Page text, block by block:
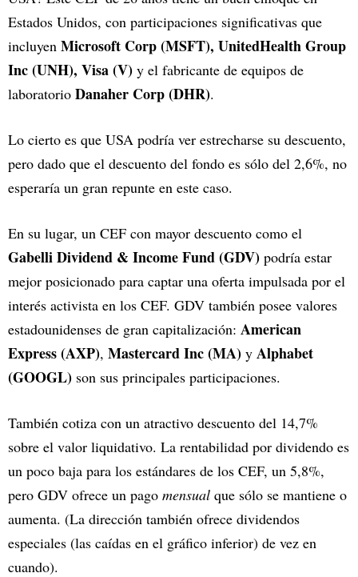
Estados Unidos, con participaciones significativas que
incluyen Microsoft Corp (MSFT), UnitedHealth Group
Inc (UNH), Visa (V) y el fabricante de equipos de
laboratorio Danaher Corp (DHR).
Lo cierto es que USA podría ver estrecharse su descuento,
pero dado que el descuento del fondo es sólo del 2,6%, no
esperaría un gran repunte en este caso.
En su lugar, un CEF con mayor descuento como el
Gabelli Dividend & Income Fund (GDV) podría estar
mejor posicionado para captar una oferta impulsada por el
interés activista en los CEF. GDV también posee valores
estadounidenses de gran capitalización: American
Express (AXP), Mastercard Inc (MA) y Alphabet
(GOOGL) son sus principales participaciones.
También cotiza con un atractivo descuento del 14,7%
sobre el valor liquidativo. La rentabilidad por dividendo es
un poco baja para los estándares de los CEF, un 5,8%,
pero GDV ofrece un pago mensual que sólo se mantiene o
aumenta. (La dirección también ofrece dividendos
especiales (las caídas en el gráfico inferior) de vez en
cuando).